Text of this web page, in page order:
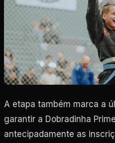
A etapa também marca a
garantir a Dobradinha
antecipadamente as